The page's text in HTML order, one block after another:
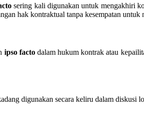
sering kali digunakan untuk mengakhiri
hak kontraktual tanpa kesempatan untuk
ipso factodalam hukum kontrak atau
digunakan secara keliru dalam diskusi